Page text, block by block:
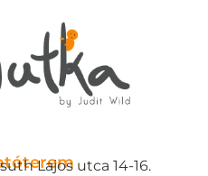
Lajos utca 14-16.